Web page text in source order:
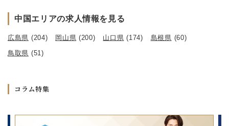
中国エリアの求人情報を見る
広島県 (204) 岡山県 (200) 山口県 (174) 島根県 (60)
鳥取県 (51)
コラム特集